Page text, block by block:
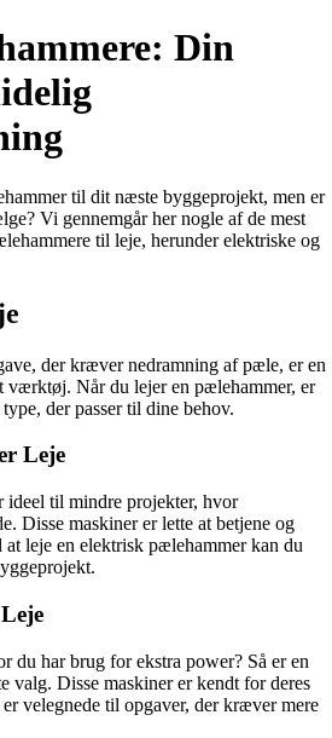
Din
til dit næste byggeprojekt, men er
Vi gennemgår her nogle af de mest
til leje, herunder elektriske og
der kræver nedramning af pæle, er en
Når du lejer en pælehammer, er
der passer til dine behov.
Leje
ideel til mindre projekter, hvor
Disse maskiner er lette at betjene og
leje en elektrisk pælehammer kan du
du har brug for ekstra power? Så er en
valg. Disse maskiner er kendt for deres
velegnede til opgaver, der kræver mere